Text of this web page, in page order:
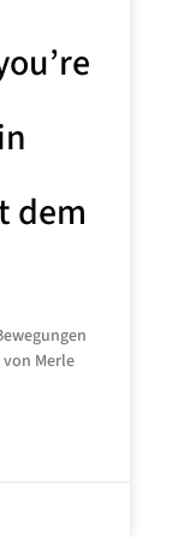
dem
Merle